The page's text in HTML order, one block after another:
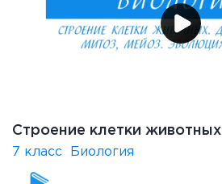
Строение клетки животных
7 класс Биология